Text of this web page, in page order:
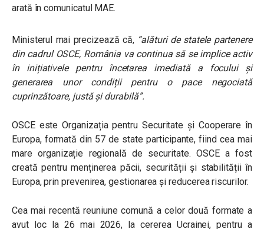
arată în comunicatul MAE.
Ministerul mai precizează că, “alături de statele partenere
din cadrul OSCE, România va continua să se implice activ
în inițiativele pentru încetarea imediată a focului și
generarea unor condiții pentru o pace negociată
cuprinzătoare, justă și durabilă”.
OSCE este Organizația pentru Securitate și Cooperare în
Europa, formată din 57 de state participante, fiind cea mai
mare organizație regională de securitate. OSCE a fost
creată pentru menținerea păcii, securității și stabilității în
Europa, prin prevenirea, gestionarea și reducerea riscurilor.
Cea mai recentă reuniune comună a celor două formate a
avut loc la 26 mai 2026, la cererea Ucrainei, pentru a